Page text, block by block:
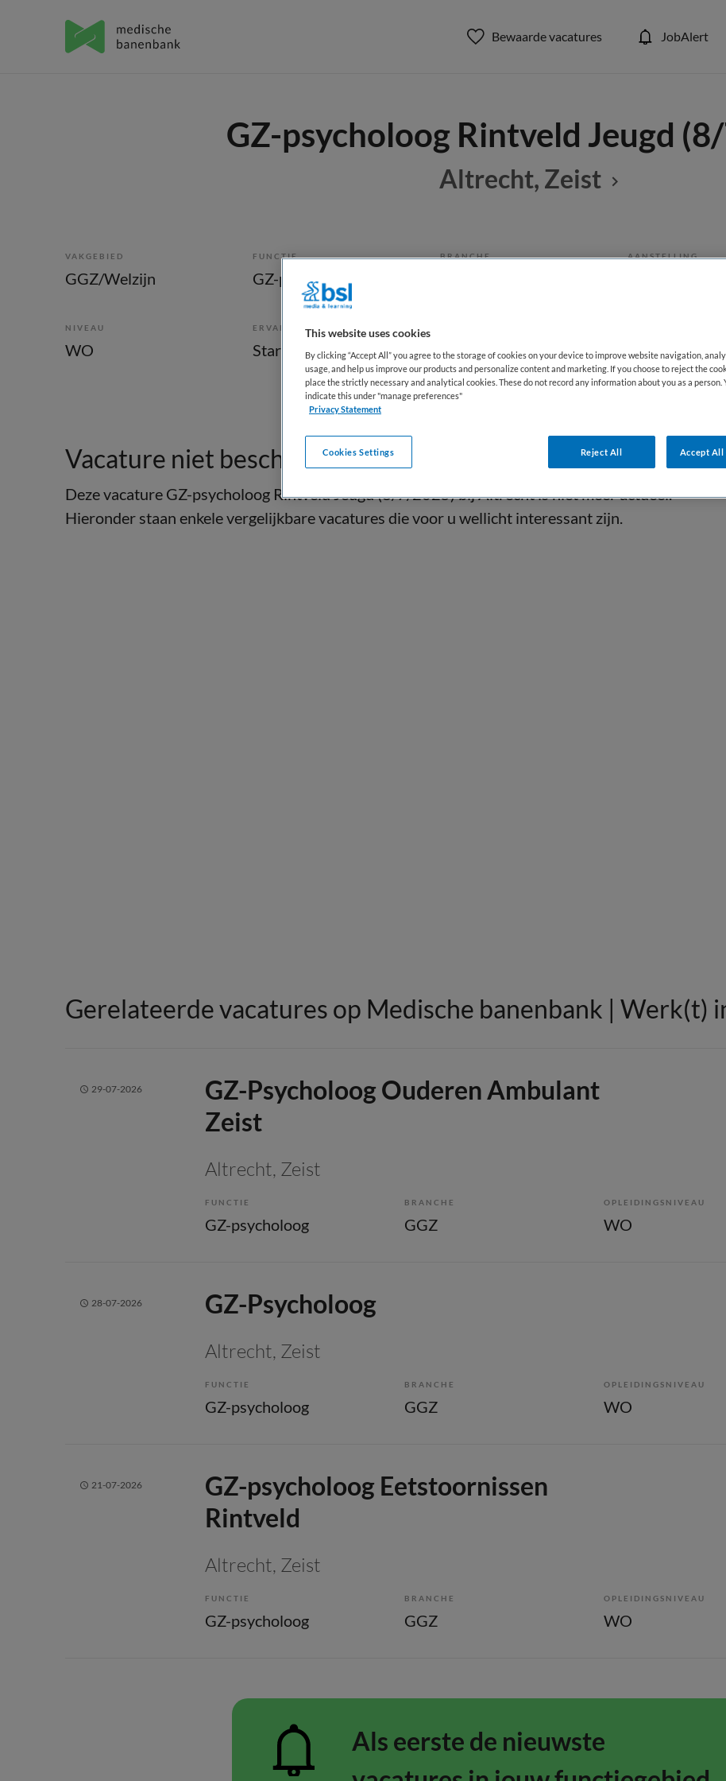
Bewaarde vacatures JobAlert
GZ-psycholoog Rintveld Jeugd
Altrecht, Zeist
VAKGEBIED
GGZ/Welzijn
FUNCTIE
GZ-psycholoog
BRANCHE AANSTELLING
NIVEAU
WO
ERVARING
Starter Fulltime
Vacature niet beschikbaar
Deze vacature GZ-psycholoog Rintveld Jeugd (8/7/2025) bij Altrecht is niet meer actueel.
Hieronder staan enkele vergelijkbare vacatures die voor u wellicht interessant zijn.
Gerelateerde vacatures op Medische banenbank | Werk(t)
29-07-2026
GZ-Psycholoog Ouderen Ambulant
Zeist
Altrecht, Zeist
FUNCTIE
GZ-psycholoog
BRANCHE
GGZ
OPLEIDINGSNIVEAU
WO
28-07-2026 GZ-Psycholoog
Altrecht, Zeist
FUNCTIE
GZ-psycholoog
BRANCHE
GGZ
OPLEIDINGSNIVEAU
WO
21-07-2026
GZ-psycholoog Eetstoornissen
Rintveld
Altrecht, Zeist
FUNCTIE
GZ-psycholoog
BRANCHE
GGZ
OPLEIDINGSNIVEAU
WO
Als eerste de nieuwste
This website uses cookies
By clicking “Accept All” you agree to the storage of cookies on your device to improve website navigation,
usage, and help us improve our products and personalize content and marketing. If you choose to reject the
place the strictly necessary and analytical cookies. These do not record any information about you as a person.
indicate this under "manage preferences"
Privacy Statement
Reject All Accept All
Cookies Settings